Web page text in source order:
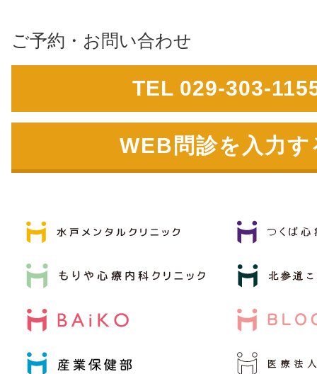
ご予約・お問い合わせ
TEL 029-303-
WEB問診を入力す